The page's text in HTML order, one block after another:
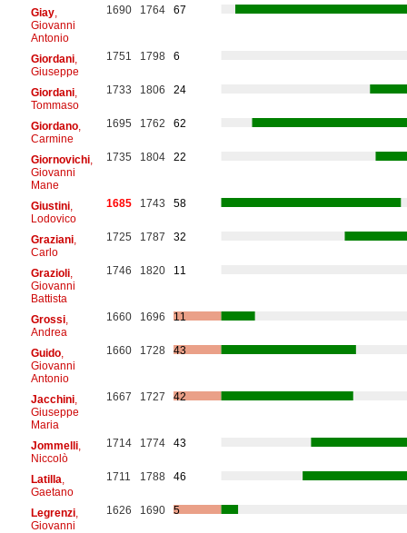
Giay,
Giovanni
Antonio
1690 1764 67
Giordani,
Giuseppe
1751 1798 6
Giordani,
Tommaso
1733 1806 24
Giordano,
Carmine
1695 1762 62
Giornovichi,
Giovanni
Mane
1735 1804 22
Giustini,
Lodovico
1685 1743 58
Graziani,
Carlo
1725 1787 32
Grazioli,
Giovanni
Battista
1746 1820 11
Grossi,
Andrea
1660 1696 11
Guido,
Giovanni
Antonio
1660 1728 43
Jacchini,
Giuseppe
Maria
1667 1727 42
Jommelli,
Niccolò
1714 1774 43
Latilla
Gaetano
1711 1788 46
Legrenzi,
Giovanni
1626 1690 5